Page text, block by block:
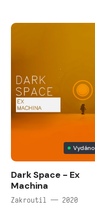
Vydáno
Dark Space - Ex
Machina
Zakroutil — 2020